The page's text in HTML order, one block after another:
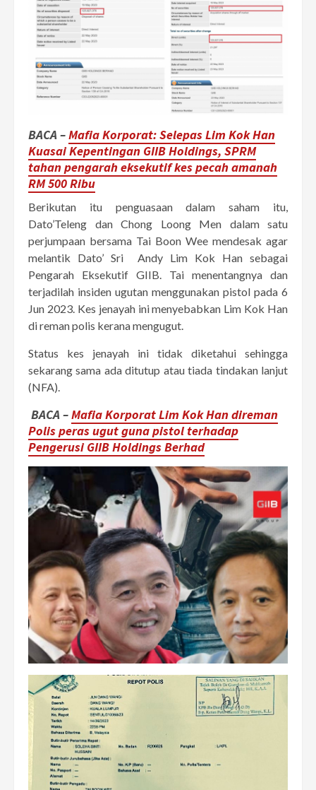
BACA –Mafia Korporat: Selepas Lim Kok Han
Kuasai Kepentingan GIIB Holdings, SPRM
tahan pengarah eksekutif kes pecah amanah
RM 500 Ribu
Berikutan itu penguasaan dalam saham itu,
Dato’Teleng dan Chong Loong Men dalam satu
perjumpaan bersama Tai Boon Wee mendesak agar
melantik Dato’ Sri Andy Lim Kok Han sebagai
Pengarah Eksekutif GIIB. Tai menentangnya dan
terjadilah insiden ugutan menggunakan pistol pada 6
Jun 2023. Kes jenayah ini menyebabkan Lim Kok Han
di reman polis kerana mengugut.
Status kes jenayah ini tidak diketahui sehingga
sekarang sama ada ditutup atau tiada tindakan lanjut
(NFA).
BACA –Mafia Korporat Lim Kok Han direman
Polis peras ugut guna pistol terhadap
Pengerusi GIIB Holdings Berhad